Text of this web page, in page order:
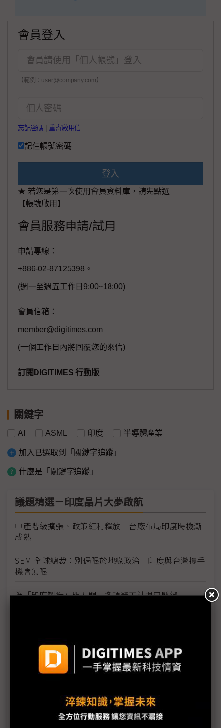
會員登入
【範例：user@company.com】
忘記密碼 重寄啟用信
記住帳號密碼
登入
★ 若您是第一次使用會員資料庫，請先點選
【帳號啟用】
會員服務申請/試用
申請專線：
+886-02-87125398。
(週一至週五工作日9:00~18:00)
會員信箱：
member@digitimes.com
(一個工作日內將回覆您的來信)
訂閱DIGITIMES 行動版
關鍵字
AI ASML 印度 半導體產業
加入已選取到「關鍵字追蹤」
什麼是「關鍵字追蹤」
議題精選－印度晶片大夢啟航
中產階級擴張、政策紅利釋放 台廠布局印度時機漸
成熟
SEMI全球總裁：別侷限於地緣政治 印度與台灣攜手
機會無限
為「印度製造」開大門 多項勞工法規已鬆綁
70年來投資印度不足200件 台廠聚焦三大優勢產業
為何印度理工人才不願來台？ 台IC設計業者揭背後
俄烏戰爭停火見曙光 印度或將削減進口俄國石油
催生第一顆自製晶片？ 評析：新印度願景或可實現